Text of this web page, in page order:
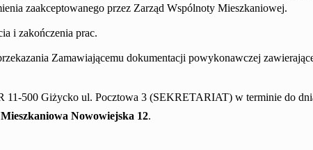
zaakceptowanego przez Zarząd Wspólnoty Mieszkaniowej.
i zakończenia prac.
Zamawiającemu dokumentacji powykonawczej
11-500 Giżycko ul. Pocztowa 3 (SEKRETARIAT) w terminie do
Nowowiejska 12.